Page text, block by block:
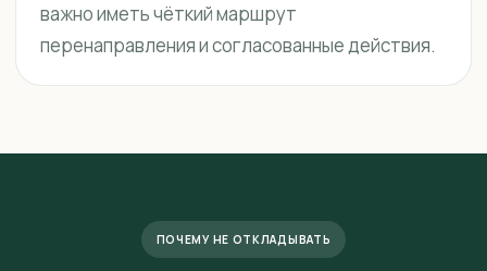
важно иметь чёткий маршрут
перенаправления и согласованные действия.
ПОЧЕМУ НЕ ОТКЛАДЫВАТЬ